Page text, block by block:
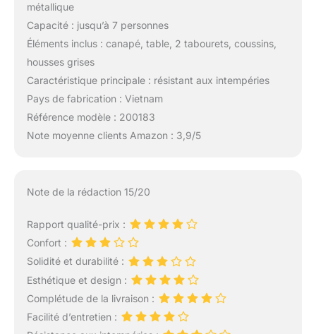
métallique
Capacité : jusqu’à 7 personnes
Éléments inclus : canapé, table, 2 tabourets, coussins,
housses grises
Caractéristique principale : résistant aux intempéries
Pays de fabrication : Vietnam
Référence modèle : 200183
Note moyenne clients Amazon : 3,9/5
Note de la rédaction 15/20
Rapport qualité-prix :
Confort :
Solidité et durabilité :
Esthétique et design :
Complétude de la livraison :
Facilité d’entretien :